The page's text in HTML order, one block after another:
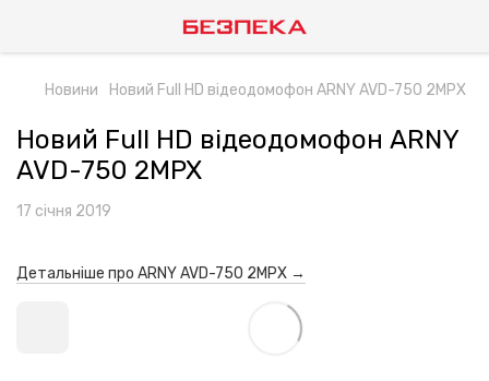
Новини Новий Full HD відеодомофон ARNY AVD-750 2MPX
Новий Full HD відеодомофон ARNY
AVD-750 2MPX
17 січня 2019
Детальніше про ARNY AVD-750 2MPX →